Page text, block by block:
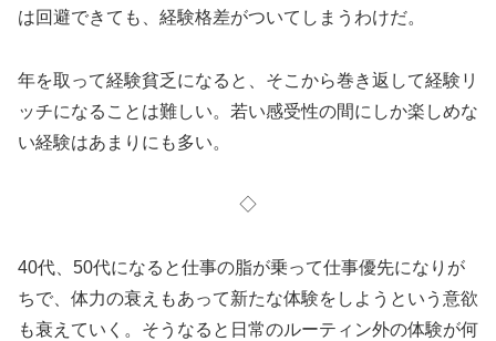
は回避できても、経験格差がついてしまうわけだ。
年を取って経験貧乏になると、そこから巻き返して経験リ
ッチになることは難しい。若い感受性の間にしか楽しめな
い経験はあまりにも多い。
◇
40代、50代になると仕事の脂が乗って仕事優先になりが
ちで、体力の衰えもあって新たな体験をしようという意欲
も衰えていく。そうなると日常のルーティン外の体験が何